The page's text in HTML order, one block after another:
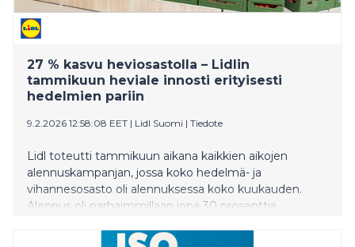
27 % kasvu heviosastolla – Lidlin
tammikuun heviale innosti erityisesti
hedelmien pariin
9.2.2026 12:58:08 EET | Lidl Suomi | Tiedote
Lidl toteutti tammikuun aikana kaikkien aikojen
alennuskampanjan, jossa koko hedelmä- ja
vihannesosasto oli alennuksessa koko kuukauden.
Alennus oli parhaimmillaan jopa 30 prosenttia.
erikoisempien hedelmien pariin ja kokonaisuudessaan